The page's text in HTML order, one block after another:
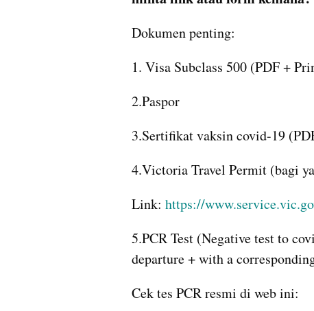
Dokumen penting:
1. Visa Subclass 500 (PDF +
2.Paspor
3.Sertifikat vaksin covid-19
4.Victoria Travel Permit (bagi
Link: https://
5.PCR Test (Negative test to
departure + with a
Cek tes PCR resmi di web ini: